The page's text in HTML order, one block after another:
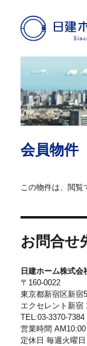
日建ホー
会員物件
この物件は、閲覧
お問合せ
日建ホーム株式会
〒160-0022
東京都新宿区新宿
エクセレント新宿
TEL:03-3370-
営業時間
定休日 毎週火曜